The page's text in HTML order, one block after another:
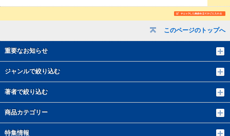
このページのトップへ
重要なお知らせ
ジャンルで絞り込む
著者で絞り込む
商品カテゴリー
特集情報